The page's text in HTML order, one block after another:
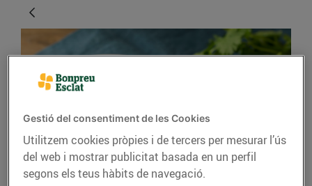
CONSELLS I HÀBITS SALUDABLES
Gestió del consentiment de les Cookies
Utilitzem cookies pròpies i de tercers per mesurar l’ús
del web i mostrar publicitat basada en un perfil
segons els teus hàbits de navegació.